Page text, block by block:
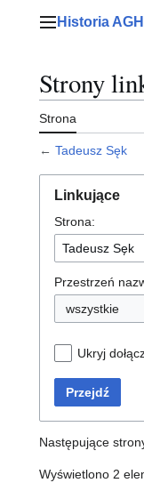
Menu główne
Historia AGH
Strony
Strona
← Tadeusz Sęk
Linkujące
Strona:
Przestrzeń
wszystkie
Ukryj
Przejdź
Następujące
Wyświetlono 2